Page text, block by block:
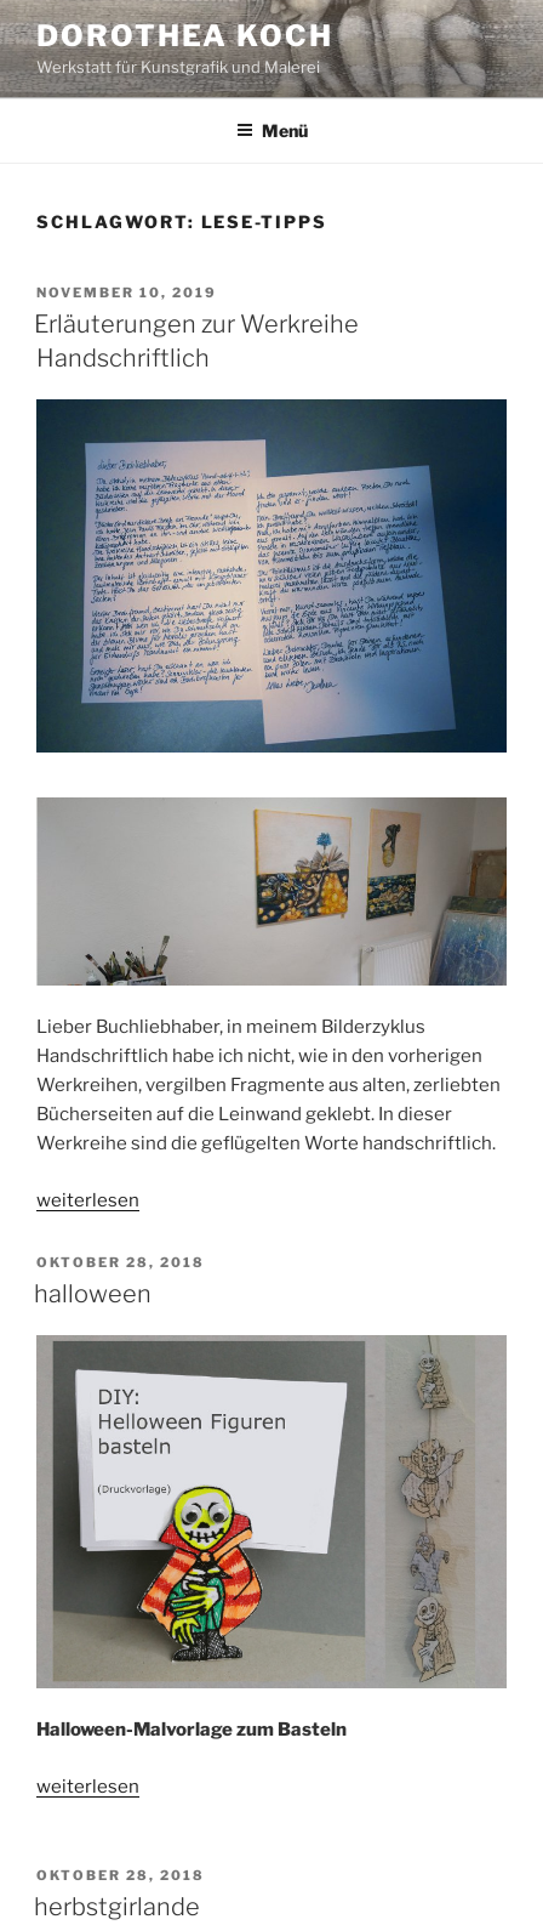
Zum
Inhalt
springen
DOROTHEA KOCH
Werkstatt für Kunstgrafik und Malerei
Menü
SCHLAGWORT: LESE-TIPPS
VERÖFFENTLICHT
AM
NOVEMBER 10, 2019
Erläuterungen zur Werkreihe
Handschriftlich
Lieber Buchliebhaber, in meinem Bilderzyklus
Handschriftlich habe ich nicht, wie in den vorherigen
Werkreihen, vergilben Fragmente aus alten, zerliebten
Bücherseiten auf die Leinwand geklebt. In dieser
Werkreihe sind die geflügelten Worte handschriftlich.
„Erläuterungen
Werkreihe
Handschriftlich“
weiterlesen
VERÖFFENTLICHT
AM
OKTOBER 28, 2018
halloween
Halloween-Malvorlage zum Basteln
„halloween“
weiterlesen
VERÖFFENTLICHT
AM
OKTOBER 28, 2018
herbstgirlande